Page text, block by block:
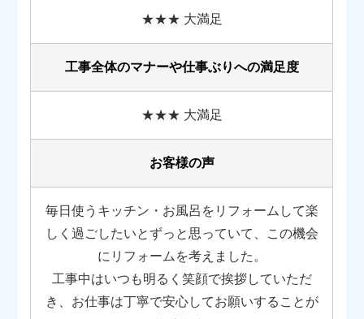
★★★ 大満足
工事全体のマナーや仕事ぶりへの満足度
★★★ 大満足
お客様の声
毎日使うキッチン・お風呂をリフォームして楽
しく過ごしたいとずっと思っていて、この機会
にリフォームを考えました。
工事中はいつも明るく笑顔で挨拶していただ
き、お仕事は丁寧で安心してお願いすることが